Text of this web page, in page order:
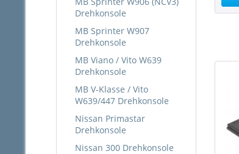
Drehkonsole
MB Sprinter W907
Drehkonsole
MB Viano / Vito W639
Drehkonsole
MB V-Klasse / Vito
W639/447 Drehkonsole
Nissan Primastar
Drehkonsole
Nissan 300 Drehkonsole